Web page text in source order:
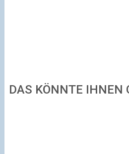
DAS KÖNNTE IHNEN